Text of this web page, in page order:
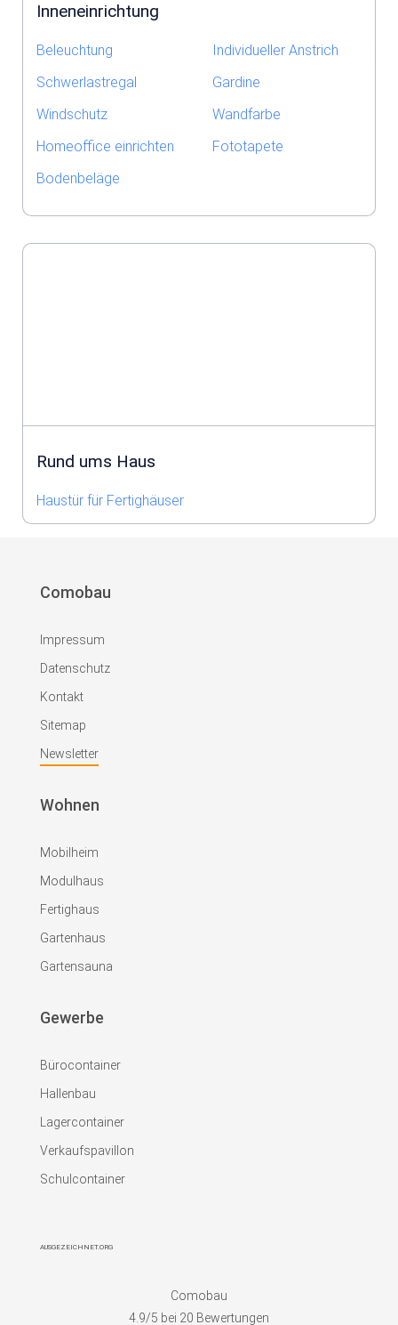
Inneneinrichtung
Beleuchtung
Schwerlastregal
Windschutz
Homeoffice einrichten
Bodenbeläge
Individueller Anstrich
Gardine
Wandfarbe
Fototapete
Rund ums Haus
Haustür für Fertighäuser
Comobau
Impressum
Datenschutz
Kontakt
Sitemap
Newsletter
Wohnen
Mobilheim
Modulhaus
Fertighaus
Gartenhaus
Gartensauna
Gewerbe
Bürocontainer
Hallenbau
Lagercontainer
Verkaufspavillon
Schulcontainer
AUSGEZEICHNET.ORG
Comobau
4.9/5 bei 20 Bewertungen